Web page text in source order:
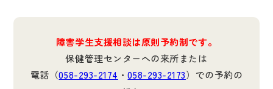
障害学生支援相談は原則予約制です。
保健管理センターへの来所または
電話（058-293-2174 ・058-293-2173）での予約の